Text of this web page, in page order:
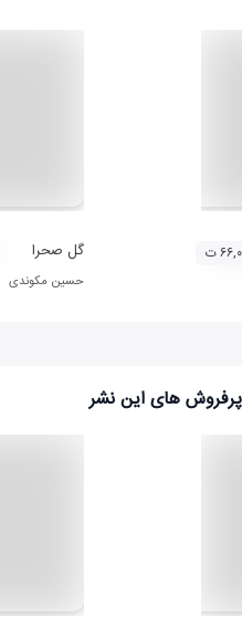
مازندران)ت گل صحرا
حسین مکوندی
پرفروش های این نشر